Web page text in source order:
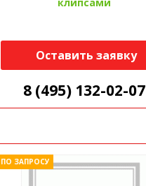
Оставить заявку
8 (495) 132-02-07
ПО ЗАПРОСУ